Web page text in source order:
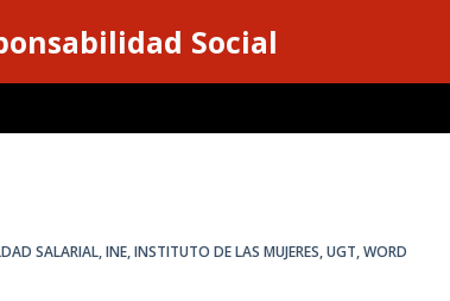
Social
SALARIAL,INE,INSTITUTO DE LAS MUJERES,UGT,WORD